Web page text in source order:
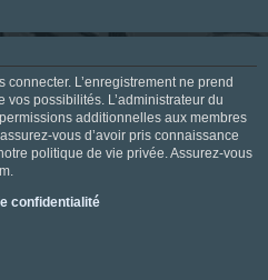
L’enregistrement ne prend
possibilités. L’administrateur du
additionnelles aux membres
vous d’avoir pris connaissance
politique de vie privée. Assurez-vous
confidentialité